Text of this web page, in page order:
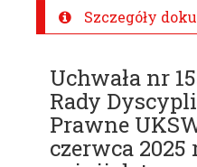
Szczegóły
Uchwała nr
Rady
Prawne
czerwca